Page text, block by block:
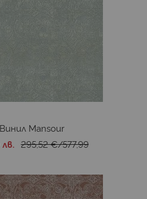
Mansour
295,52 €/577,99